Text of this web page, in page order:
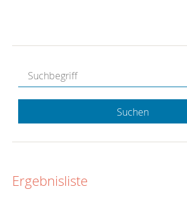
Suchen
Ergebnisliste